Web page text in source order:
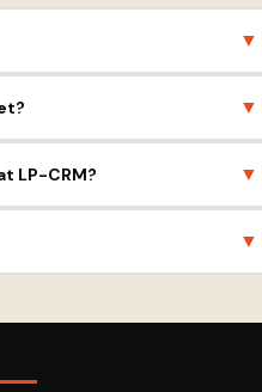
▼
faq_answer2 - Für kleine und
mit aktivem Vertrieb und
▼
LP-CRM? ▼
▼